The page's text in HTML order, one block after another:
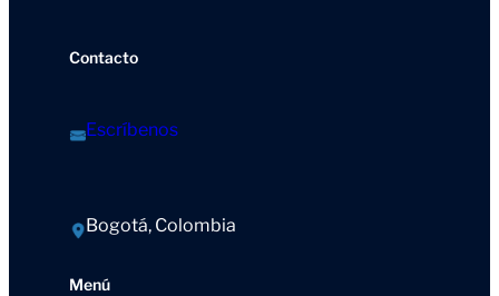
Contacto
Escríbenos
Bogotá, Colombia
Menú